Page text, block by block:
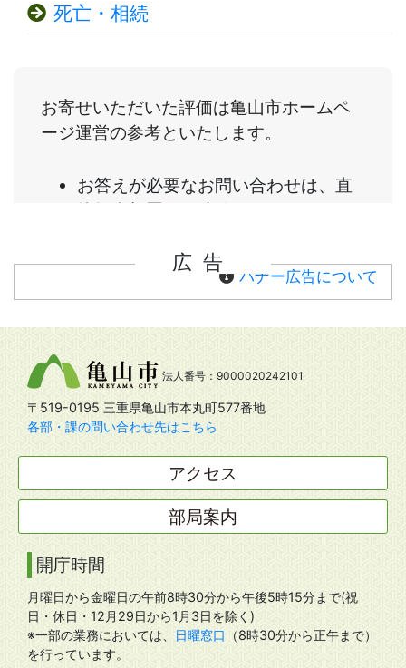
死亡・相続
広告
バナー広告について
法人番号：9000020242101
〒519-0195 三重県亀山市本丸町577番地
各部・課の問い合わせ先はこちら
アクセス
部局案内
開庁時間
月曜日から金曜日の午前8時30分から午後5時15分まで(祝
日・休日・12月29日から1月3日を除く)
※一部の業務においては、
日曜窓口
（8時30分から正午まで）
を行っています。